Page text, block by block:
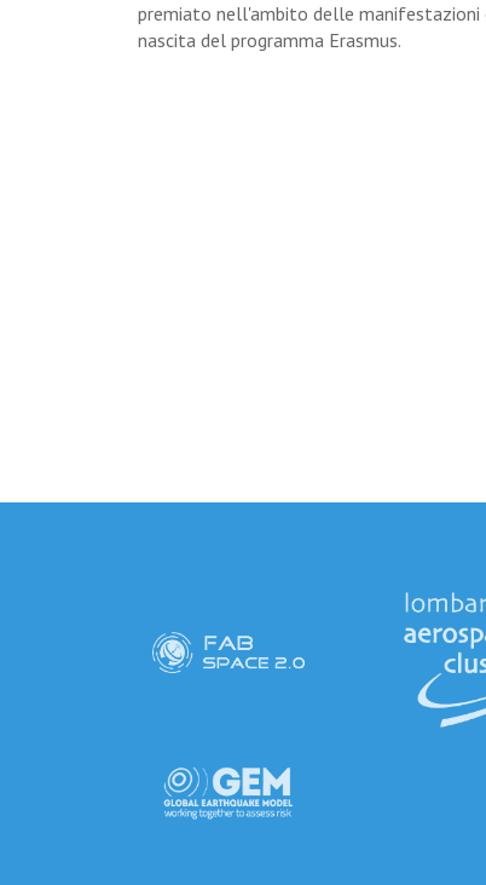
premiato nell'ambito delle manifestazioni
nascita del programma Erasmus.